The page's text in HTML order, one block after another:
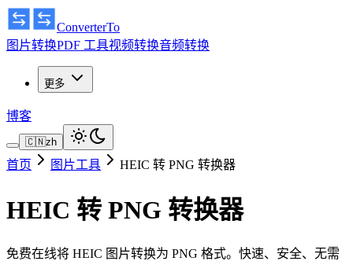
ConverterTo
图片转换PDF 工具视频转换音频转换
更多
博客
🇨🇳zh
首页 图片工具 HEIC 转 PNG 转换器
HEIC 转 PNG 转换器
免费在线将 HEIC 图片转换为 PNG 格式。快速、安全、无需